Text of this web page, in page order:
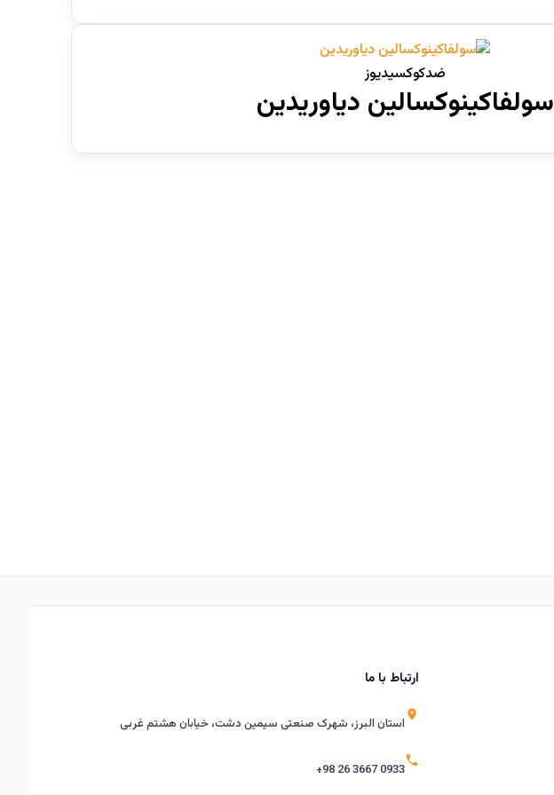
ضدکوکسیدیوز
سولفاکینوکسالین دیاوریدین
ارتباط با ما
استان البرز، شهرک صنعتی سیمین دشت، خیابان هشتم غربی
+98 26 3667 0933